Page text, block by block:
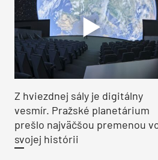
Z hviezdnej sály je digitálny
vesmír. Pražské planetárium
prešlo najväčšou premenou
svojej histórii